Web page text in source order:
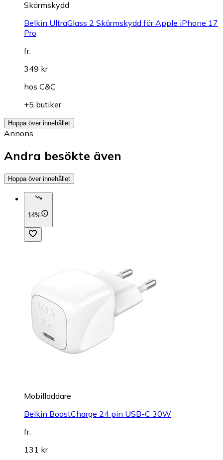
Skärmskydd
Belkin UltraGlass 2 Skärmskydd för Apple iPhone 17
Pro
fr.
349 kr
hos C&C
+5 butiker
Hoppa över innehållet
Annons
Andra besökte även
Hoppa över innehållet
14%
Mobilladdare
Belkin BoostCharge 24 pin USB-C 30W
fr.
131 kr